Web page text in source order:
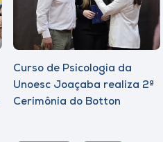
Curso de Psicologia da
Unoesc Joaçaba realiza 2ª
Cerimônia do Botton